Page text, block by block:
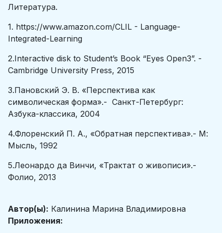
Литература.
1. https://www.amazon.com/CLIL - Language-
Integrated-Learning
2.Interactive disk to Student’s Book “Eyes Open3”. -
Cambridge University Press, 2015
3.Пановский Э. В. «Перспектива как
символическая форма».- Санкт-Петербург:
Азбука-классика, 2004
4.Флоренский П. А., «Обратная перспектива».- М:
Мысль, 1992
5.Леонардо да Винчи, «Трактат о живописи».-
Фолио, 2013
Автор(ы): Калинина Марина Владимировна
Приложения: